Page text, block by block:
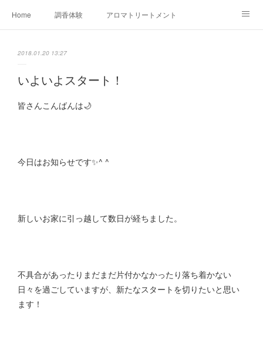
Home 調香体験 アロマトリートメントMenu
Ameblo
2018.01.20 13:27
いよいよスタート！
皆さんこんばんは🌙
今日はお知らせです✨^ ^
新しいお家に引っ越して数日が経ちました。
不具合があったりまだまだ片付かなかったり落ち着かない
日々を過ごしていますが、新たなスタートを切りたいと思い
ます！